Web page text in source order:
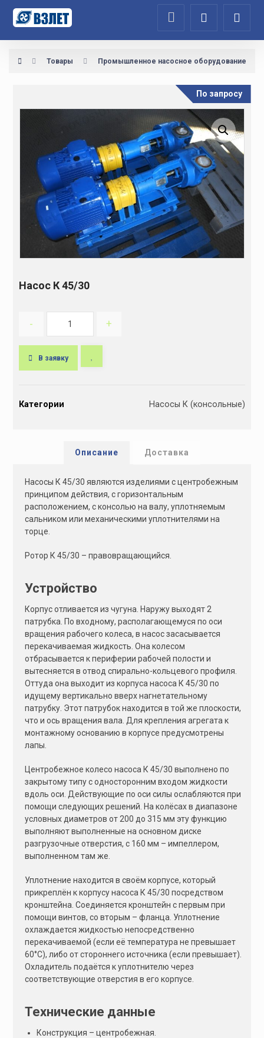
Товары Промышленное насосное оборудование
Увеличить изображение
Насос К 45/30
По запросу
- +
В заявку
tКатегории Насосы К (консольные)
Описание Доставка
Насосы К 45/30 являются изделиями с центробежным
принципом действия, с горизонтальным
расположением, с консолью на валу, уплотняемым
сальником или механическими уплотнителями на
торце.
Ротор К 45/30 – правовращающийся.
Устройство
Корпус отливается из чугуна. Наружу выходят 2
патрубка. По входному, располагающемуся по оси
вращения рабочего колеса, в насос засасывается
перекачиваемая жидкость. Она колесом
отбрасывается к периферии рабочей полости и
вытесняется в отвод спирально-кольцевого профиля.
Оттуда она выходит из корпуса насоса К 45/30 по
идущему вертикально вверх нагнетательному
патрубку. Этот патрубок находится в той же плоскости,
что и ось вращения вала. Для крепления агрегата к
монтажному основанию в корпусе предусмотрены
лапы.
Центробежное колесо насоса К 45/30 выполнено по
закрытому типу с односторонним входом жидкости
вдоль оси. Действующие по оси силы ослабляются при
помощи следующих решений. На колёсах в диапазоне
условных диаметров от 200 до 315 мм эту функцию
выполняют выполненные на основном диске
разгрузочные отверстия, с 160 мм – импеллером,
выполненном там же.
Уплотнение находится в своём корпусе, который
прикреплён к корпусу насоса К 45/30 посредством
кронштейна. Соединяется кронштейн с первым при
помощи винтов, со вторым – фланца. Уплотнение
охлаждается жидкостью непосредственно
перекачиваемой (если её температура не превышает
60°С), либо от стороннего источника (если превышает).
Охладитель подаётся к уплотнителю через
соответствующие отверстия в его корпусе.
Технические данные
Конструкция – центробежная.